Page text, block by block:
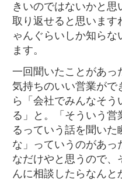
きいのではないかと
取り返せると思います
ゃんぐらいしか知ら
ます。
一回聞いたことがあっ
気持ちのいい営業がで
ら「会社でみんなそ
る」と。「そういう営
るっていう話を聞い
な」っていうのがあ
なだけやと思うので、
んに相談したらなんと